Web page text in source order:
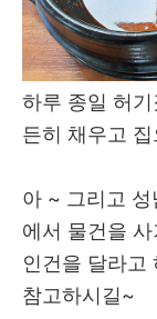
하루 종일 허
든히 채우고
아 ~ 그리고
에서 물건을
인건을 달라고
참고하시길~